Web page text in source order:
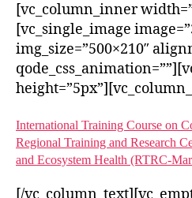
[vc_column_inner
[vc_single_image
img_size=”500×210″
International Training Course on
Regional Training and Research
and Ecosystem Health (RTRC-
[/